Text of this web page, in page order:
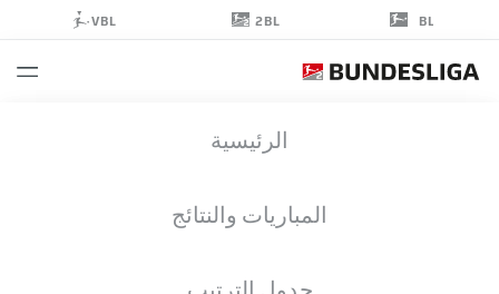
BL
2BL
VBL
الرئيسية
المباريات والنتائج
جدول الترتيب